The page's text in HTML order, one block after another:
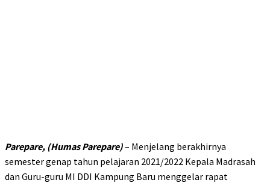
Parepare, (Humas Parepare)– Menjelang berakhirnya
semester genap tahun pelajaran 2021/2022 Kepala Madrasah
dan Guru-guru MI DDI Kampung Baru menggelar rapat